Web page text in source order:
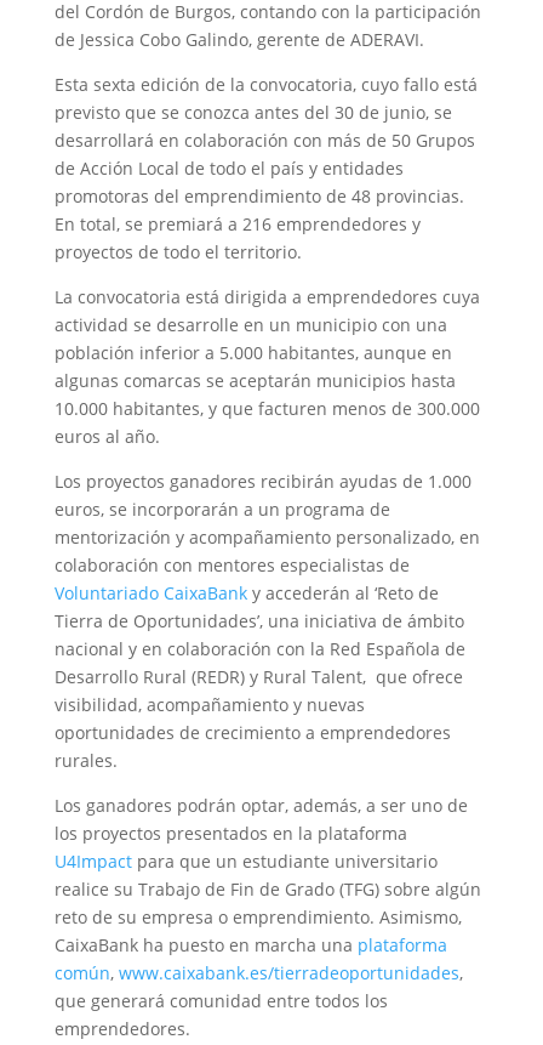
del Cordón de Burgos, contando con la participación
de Jessica Cobo Galindo, gerente de ADERAVI.
Esta sexta edición de la convocatoria, cuyo fallo está
previsto que se conozca antes del 30 de junio, se
desarrollará en colaboración con más de 50 Grupos
de Acción Local de todo el país y entidades
promotoras del emprendimiento de 48 provincias.
En total, se premiará a 216 emprendedores y
proyectos de todo el territorio.
La convocatoria está dirigida a emprendedores cuya
actividad se desarrolle en un municipio con una
población inferior a 5.000 habitantes, aunque en
algunas comarcas se aceptarán municipios hasta
10.000 habitantes, y que facturen menos de 300.000
euros al año.
Los proyectos ganadores recibirán ayudas de 1.000
euros, se incorporarán a un programa de
mentorización y acompañamiento personalizado, en
colaboración con mentores especialistas de
Voluntariado CaixaBanky accederán al ‘Reto de
Tierra de Oportunidades’, una iniciativa de ámbito
nacional y en colaboración con la Red Española de
Desarrollo Rural (REDR) y Rural Talent, que ofrece
visibilidad, acompañamiento y nuevas
oportunidades de crecimiento a emprendedores
rurales.
Los ganadores podrán optar, además, a ser uno de
los proyectos presentados en la plataforma
U4Impactpara que un estudiante universitario
realice su Trabajo de Fin de Grado (TFG) sobre algún
reto de su empresa o emprendimiento. Asimismo,
CaixaBank ha puesto en marcha una plataforma
común, www.caixabank.es/tierradeoportunidades,
que generará comunidad entre todos los
emprendedores.